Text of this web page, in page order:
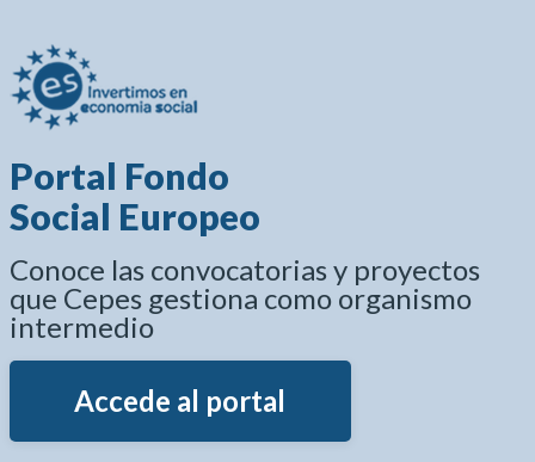
Portal Fondo
Social Europeo
Conoce las convocatorias y proyectos
que Cepes gestiona como organismo
intermedio
Accede al portal